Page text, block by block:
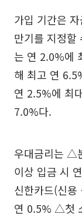
가입 기간은
만기를 지정할
는 연 2.0%에
해 최고 연
연 2.5%에 최
7.0%다.
우대금리는 △
이상 입금 시
신한카드(신용
연 0.5% △첫